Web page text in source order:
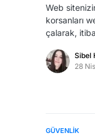
Web
korsanları
çalarak,
Sibel
28
GÜVENLIK